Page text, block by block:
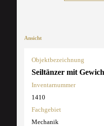
Ansicht
Objektbezeichnung
Seiltänzer mit
Inventarnummer
1410
Fachgebiet
Mechanik